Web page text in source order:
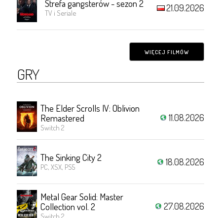
Strefa gangsterów - sezon 2
TV i Seriale 21.09.2026
WIĘCEJ FILMÓW
GRY
The Elder Scrolls IV: Oblivion
Remastered
Switch 2
11.08.2026
The Sinking City 2
PC, XSX, PS5 18.08.2026
Metal Gear Solid: Master
Collection vol. 2
Switch 2
27.08.2026